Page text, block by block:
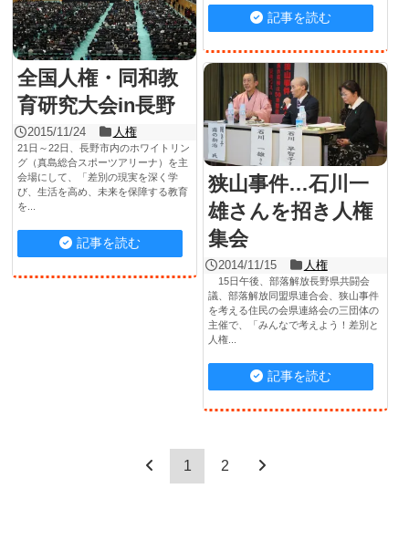
記事を読む
全国人権・同和教
育研究大会in長野
2015/11/24 人権
21日～22日、長野市内のホワイトリン
グ（真島総合スポーツアリーナ）を主
会場にして、「差別の現実を深く学
び、生活を高め、未来を保障する教育
を...
記事を読む
狭山事件…石川一
雄さんを招き人権
集会
2014/11/15 人権
15日午後、部落解放長野県共闘会
議、部落解放同盟県連合会、狭山事件
を考える住民の会県連絡会の三団体の
主催で、「みんなで考えよう！差別と
人権...
記事を読む
1 2